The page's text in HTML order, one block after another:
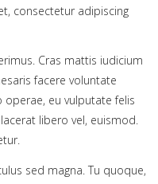
consectetur adipiscing
Cras mattis iudicium
facere voluntate
eu vulputate felis
libero vel, euismod.
sed magna. Tu quoque,